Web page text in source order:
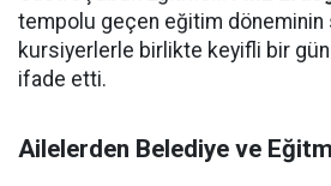
tempolu geçen eğitim döneminin
kursiyerlerle birlikte keyifli bir gün
ifade etti.
Ailelerden Belediye ve